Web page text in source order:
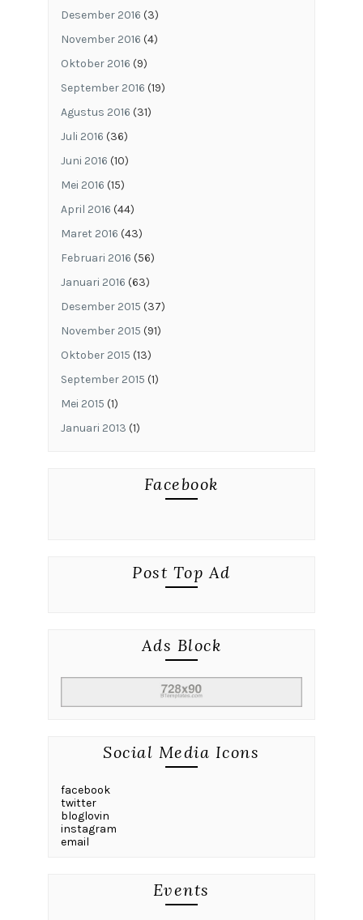
Desember 2016 (3)
November 2016 (4)
Oktober 2016 (9)
September 2016 (19)
Agustus 2016 (31)
Juli 2016 (36)
Juni 2016 (10)
Mei 2016 (15)
April 2016 (44)
Maret 2016 (43)
Februari 2016 (56)
Januari 2016 (63)
Desember 2015 (37)
November 2015 (91)
Oktober 2015 (13)
September 2015 (1)
Mei 2015 (1)
Januari 2013 (1)
Facebook
Post Top Ad
Ads Block
Social Media Icons
facebook
twitter
bloglovin
instagram
email
Events